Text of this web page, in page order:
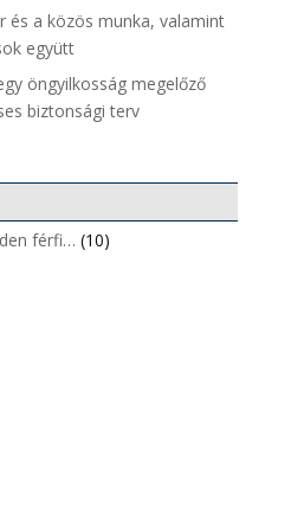
és a közös munka, valamint
együtt
öngyilkosság megelőző
biztonsági terv
férfi… (10)